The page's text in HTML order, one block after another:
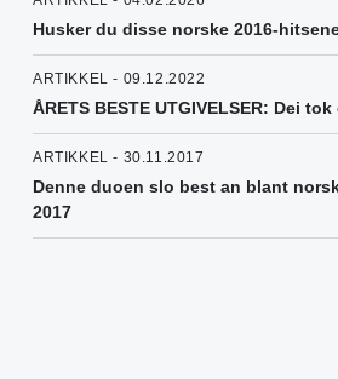
Husker du disse norske 2016-
ARTIKKEL - 09.12.2022
ÅRETS BESTE UTGIVELSER: Dei
ARTIKKEL - 30.11.2017
Denne duoen slo best an blant
2017